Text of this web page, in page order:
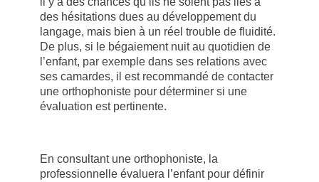
des hésitations dues au développement du
langage, mais bien à un réel trouble de fluidité.
De plus, si le bégaiement nuit au quotidien de
l’enfant, par exemple dans ses relations avec
ses camardes, il est recommandé de contacter
une orthophoniste pour déterminer si une
évaluation est pertinente.
En consultant une orthophoniste, la
professionnelle évaluera l’enfant pour définir